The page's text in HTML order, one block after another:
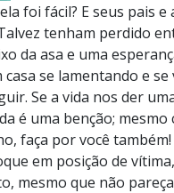
foi fácil? E seus pais
tenham perdido
da asa e uma
se lamentando e
Se a vida nos der
é uma benção;
faça por você
em posição de
mesmo que não